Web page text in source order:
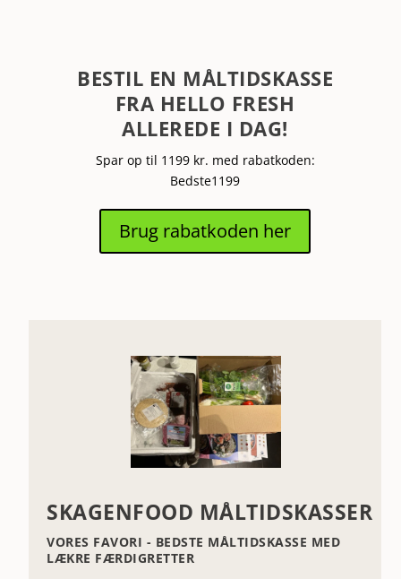
BESTIL EN MÅLTIDSKASSE
FRA HELLO FRESH
ALLEREDE I DAG!
Spar op til 1199 kr. med rabatkoden:
Bedste1199
Brug rabatkoden her
SKAGENFOOD MÅLTIDSKASSER
VORES FAVORI - BEDSTE MÅLTIDSKASSE MED
LÆKRE FÆRDIGRETTER